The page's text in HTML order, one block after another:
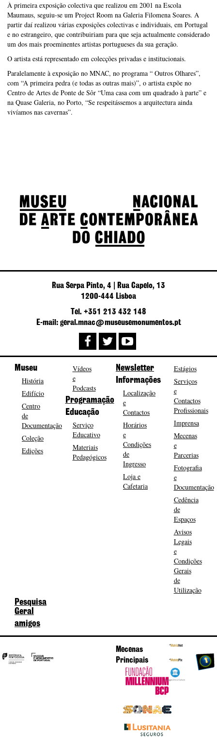
À primeira exposição colectiva que realizou em 2001 na Escola
Maumaus, seguiu-se um Project Room na Galeria Filomena Soares. A
partir daí realizou várias exposições colectivas e individuais, em Portugal
e no estrangeiro, que contribuiriam para que seja actualmente considerado
um dos mais proeminentes artistas portugueses da sua geração.
O artista está representado em colecções privadas e institucionais.
Paralelamente à exposição no MNAC, no programa “ Outros Olhares”,
com “A primeira pedra (e todas as outras mais)”, o artista expõe no
Centro de Artes de Ponte de Sôr “Uma casa com um quadrado à parte” e
na Quase Galeria, no Porto, “Se respeitássemos a arquitectura ainda
vivíamos nas cavernas”.
Rua Serpa Pinto, 4 | Rua Capelo, 13
1200-444 Lisboa
Tel. +351 213 432 148
E-mail: geral.mnac@museusemonumentos.pt
Museu
História
Edifício
Centro
de
Documentação
Coleção
Edições
Vídeos
e
Podcasts
Programação
Educação
Serviço
Educativo
Materiais
Pedagógicos
Newsletter
Informações
Localização
e
Contactos
Horários
e
Condições
de
Ingresso
Loja e
Cafetaria
Estágios
Serviços
e
Contactos
Profissionais
Imprensa
Mecenas
e
Parcerias
Fotografia
e
Documentação
Cedência
de
Espaços
Avisos
Legais
e
Condições
Gerais
de
Utilização
Pesquisa
Geral
amigos
Mecenas
Principais